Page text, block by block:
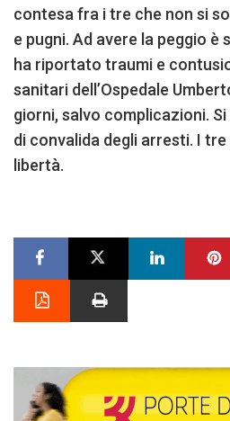
contesa fra i tre che non si
e pugni. Ad avere la peggio
ha riportato traumi e
sanitari dell’Ospedale
giorni, salvo complicazioni.
di convalida degli arresti. I
libertà.